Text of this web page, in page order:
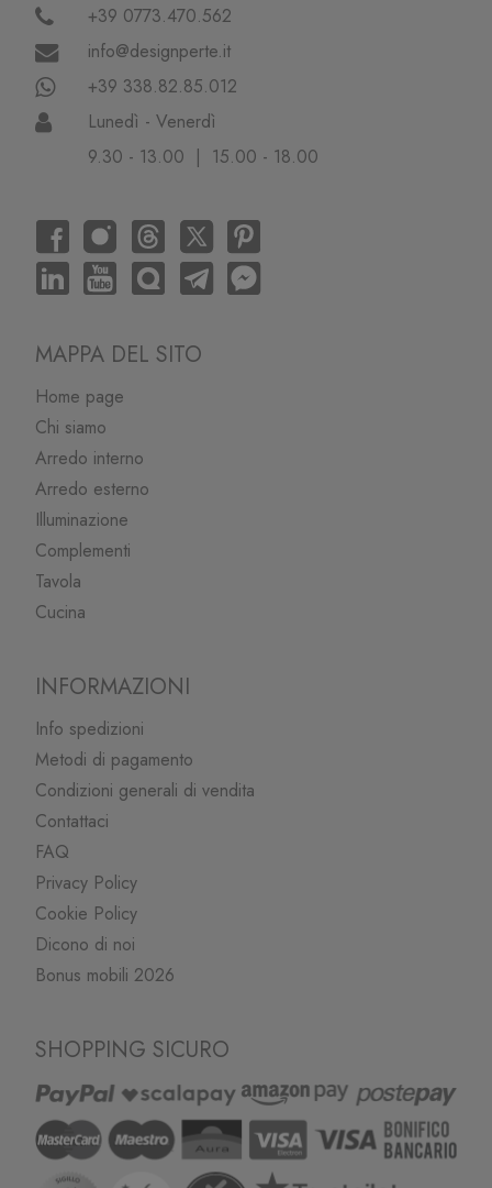
+39 0773.470.562
info@designperte.it
+39 338.82.85.012
Lunedì - Venerdì
9.30 - 13.00 | 15.00 - 18.00
MAPPA DEL SITO
Home page
Chi siamo
Arredo interno
Arredo esterno
Illuminazione
Complementi
Tavola
Cucina
INFORMAZIONI
Info spedizioni
Metodi di pagamento
Condizioni generali di vendita
Contattaci
FAQ
Privacy Policy
Cookie Policy
Dicono di noi
Bonus mobili 2026
SHOPPING SICURO